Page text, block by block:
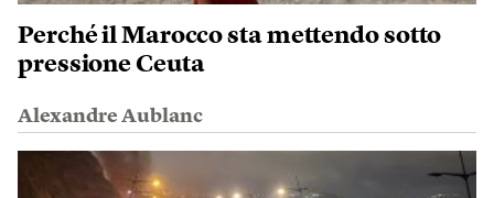
Perché il Marocco sta mettendo sotto
pressione Ceuta
Alexandre Aublanc